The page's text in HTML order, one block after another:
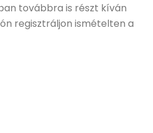
továbbra is részt kíván
regisztráljon ismételten a